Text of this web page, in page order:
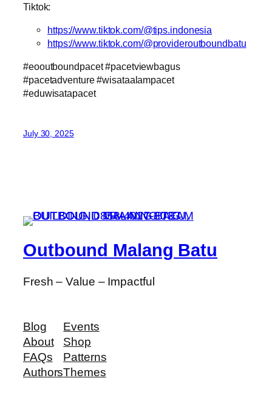
Tiktok:
https://www.tiktok.com/@tips.indonesia
https://www.tiktok.com/@provideroutboundbatu
#eooutboundpacet #pacetviewbagus
#pacetadventure #wisataalampacet
#eduwisatapacet
July 30, 2025
Outbound Malang Batu
Fresh – Value – Impactful
Blog
About
FAQs
Authors
Events
Shop
Patterns
Themes